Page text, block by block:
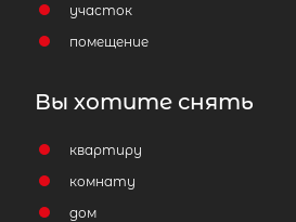
участок
помещение
Вы хотите снять
квартиру
комнату
дом